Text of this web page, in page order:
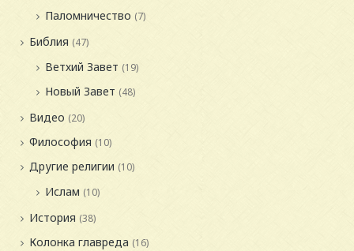
Паломничество (7)
Библия (47)
Ветхий Завет (19)
Новый Завет (48)
Видео (20)
Философия (10)
Другие религии (10)
Ислам (10)
История (38)
Колонка главреда (16)